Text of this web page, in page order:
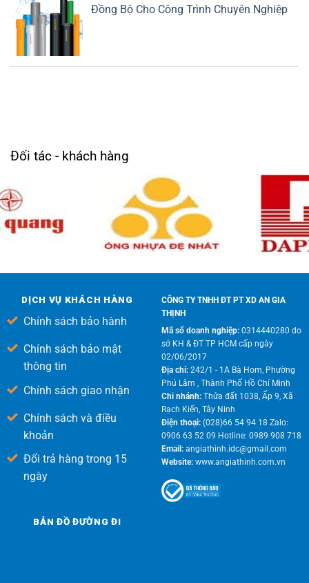
Đồng Bộ Cho Công Trình Chuyên Nghiệp
Đối tác - khách hàng
DỊCH VỤ KHÁCH HÀNG
Chính sách bảo hành
Chính sách bảo mật
thông tin
Chính sách giao nhận
Chính sách và điều
khoản
Đổi trả hàng trong 15
ngày
CÔNG TY TNHH ĐT PT XD AN GIA
THỊNH
Mã số doanh nghiệp:0314440280 do
sở KH & ĐT TP HCM cấp ngày
02/06/2017
Địa chỉ:242/1 - 1A Bà Hom, Phường
Phú Lâm , Thành Phố Hồ Chí Minh
Chi nhánh: Thửa đất 1038, Ấp 9, Xã
Rạch Kiến, Tây Ninh
Điện thoại:(028)66 54 94 18 Zalo:
0906 63 52 09 Hotline: 0989 908 718
Email:angiathinh.idc@gmail.com
Website:www.angiathinh.com.vn
BẢN ĐỒ ĐƯỜNG ĐI